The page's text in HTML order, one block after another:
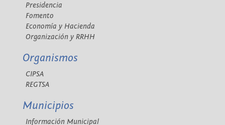
Presidencia
Fomento
Economía y Hacienda
Organización y RRHH
Organismos
CIPSA
REGTSA
Municipios
Información Municipal